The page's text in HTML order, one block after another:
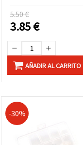
5.50 €
3.85€
AÑADIR AL CARRITO
-30%